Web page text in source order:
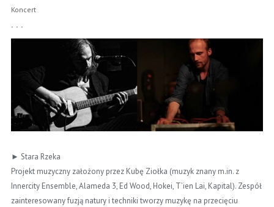
Koncert
► Stara Rzeka
Projekt muzyczny założony przez Kubę Ziołka (muzyk znany m.in. z
Innercity Ensemble, Alameda 3, Ed Wood, Hokei, T’ien Lai, Kapital). Zespół
zainteresowany fuzją natury i techniki tworzy muzykę na przecięciu